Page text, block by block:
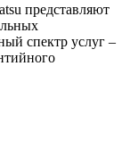
представляют
спектр услуг –